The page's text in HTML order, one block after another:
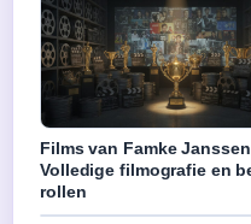
Films van Famke
Volledige filmografie en
rollen